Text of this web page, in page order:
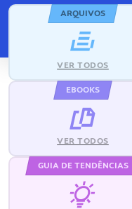
ARQUIVOS
VER TODOS
EBOOKS
VER TODOS
GUIA DE TENDÊNCIAS